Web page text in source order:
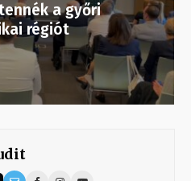
a győri
régiót